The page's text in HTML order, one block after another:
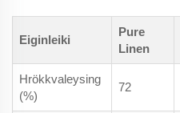
Eiginleiki
Pure
Linen
Hrökkvaleysing
(%)
72